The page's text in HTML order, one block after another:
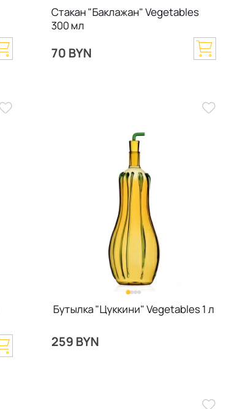
Стакан "Баклажан" Vegetables
300 мл
70 BYN
Бутылка "Цуккини" Vegetables 1 л
259 BYN